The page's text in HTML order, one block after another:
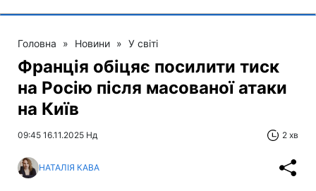
Головна » Новини » У світі
Франція обіцяє посилити тиск
на Росію після масованої атаки
на Київ
09:45 16.11.2025 Нд 2 хв
НАТАЛІЯ КАВА